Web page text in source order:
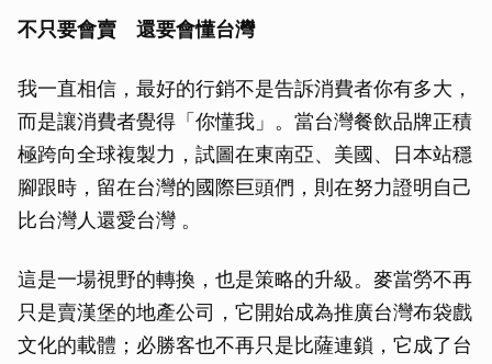
不只要會賣 還要會懂台灣
我一直相信，最好的行銷不是告訴消費者你有多大，
而是讓消費者覺得「你懂我」。當台灣餐飲品牌正積
極跨向全球複製力，試圖在東南亞、美國、日本站穩
腳跟時，留在台灣的國際巨頭們，則在努力證明自己
比台灣人還愛台灣 。
這是一場視野的轉換，也是策略的升級。麥當勞不再
只是賣漢堡的地產公司，它開始成為推廣台灣布袋戲
文化的載體；必勝客也不再只是比薩連鎖，它成了台